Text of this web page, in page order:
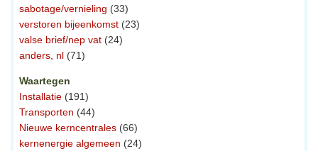
sabotage/vernieling (33)
verstoren bijeenkomst (23)
valse brief/nep vat (24)
anders, nl (71)
Waartegen
Installatie (191)
Transporten (44)
Nieuwe kerncentrales (66)
kernenergie algemeen (24)